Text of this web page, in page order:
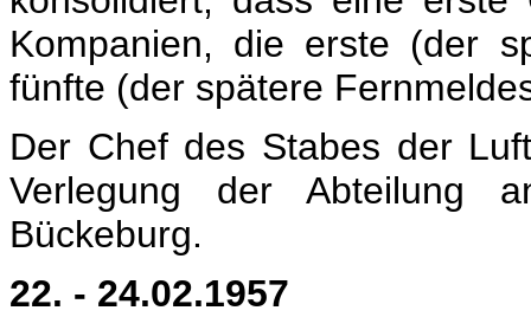
Kompanien, die erste (der
fünfte (der spätere
Der Chef des Stabes der
Verlegung der Abteilung
Bückeburg.
22. - 24.02.1957